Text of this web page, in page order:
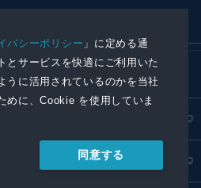
バシーポリシー 」に定める通
とサービスを快適にご利用いた
うに活用されているのかを当社
めに、Cookie を使用していま
同意する
プレスリリース取扱基準